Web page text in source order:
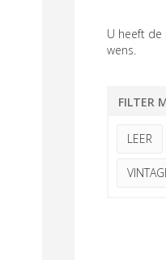
U heeft de
wens.
FILTER
LEER